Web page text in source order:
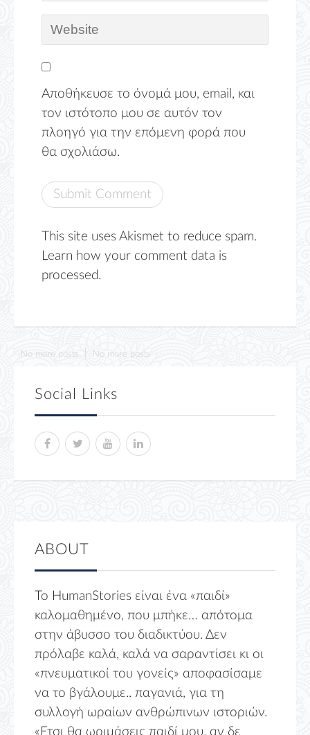
Αποθήκευσε το όνομά μου, email, και
τον ιστότοπο μου σε αυτόν τον
πλοηγό για την επόμενη φορά που
θα σχολιάσω.
This site uses Akismet to reduce spam.
Learn how your comment data is
processed.
No more posts No more posts
Social Links
ABOUT
Το HumanStories είναι ένα «παιδί»
καλομαθημένο, που μπήκε… απότομα
στην άβυσσο του διαδικτύου. Δεν
πρόλαβε καλά, καλά να σαραντίσει κι οι
«πνευματικοί του γονείς» αποφασίσαμε
να το βγάλουμε.. παγανιά, για τη
συλλογή ωραίων ανθρώπινων ιστοριών.
«Ετσι θα ωριμάσεις παιδί μου, αν δε